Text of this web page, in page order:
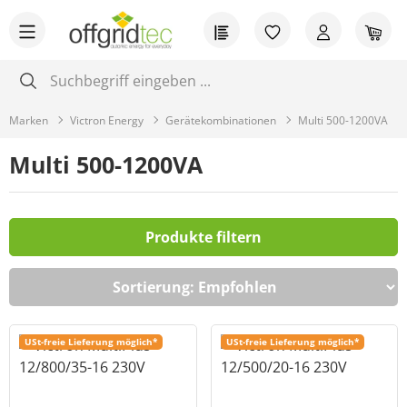
Zum Hauptinhalt springen Du hast 0
Marken Victron Energy Gerätekombinationen Multi 500-1200VA
Multi 500-1200VA
Produkte filtern
USt-freie Lieferung möglich* USt-freie Lieferung möglich*